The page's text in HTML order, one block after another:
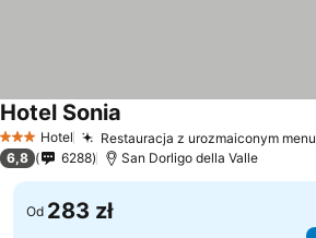
3 Kategoria
Hotel Restauracja z urozmaiconym menu
Hotel Sonia
6,8 6288 San Dorligo della Valle
Od 283 zł